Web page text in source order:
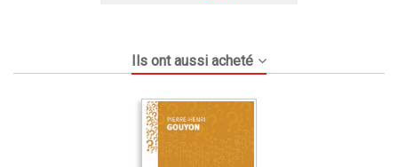
Ils ont aussi acheté